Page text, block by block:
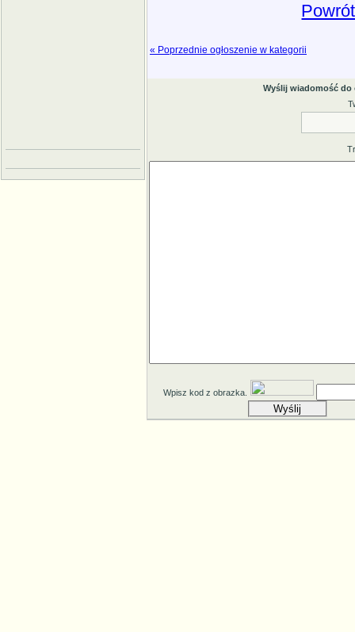
« Poprzednie ogłoszenie w kategorii
Wyślij wiadomość
Wpisz kod z obrazka.